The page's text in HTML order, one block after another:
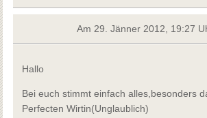
Am 29. Jänner 2012, 19:27
Hallo
Bei euch stimmt einfach alles,besonders
Perfecten Wirtin(Unglaublich)